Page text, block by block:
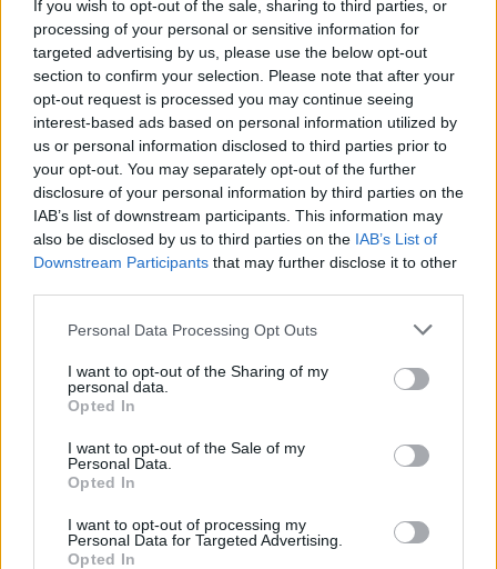
If you wish to opt-out of the sale, sharing to third parties, or
processing of your personal or sensitive information for
targeted advertising by us, please use the below opt-out
section to confirm your selection. Please note that after your
opt-out request is processed you may continue seeing
interest-based ads based on personal information utilized by
us or personal information disclosed to third parties prior to
your opt-out. You may separately opt-out of the further
disclosure of your personal information by third parties on the
IAB’s list of downstream participants. This information may
also be disclosed by us to third parties on the IAB’s List of
Downstream Participants that may further disclose it to other
Personal Data Processing Opt Outs
I want to opt-out of the Sharing of my
personal data.
Opted In
I want to opt-out of the Sale of my
Personal Data.
Opted In
I want to opt-out of processing my
Personal Data for Targeted Advertising.
Opted In
Френска инвестиция активира
изграждането на интерконектора
между Гърция и Кипър
06.08.2026 / 17:06